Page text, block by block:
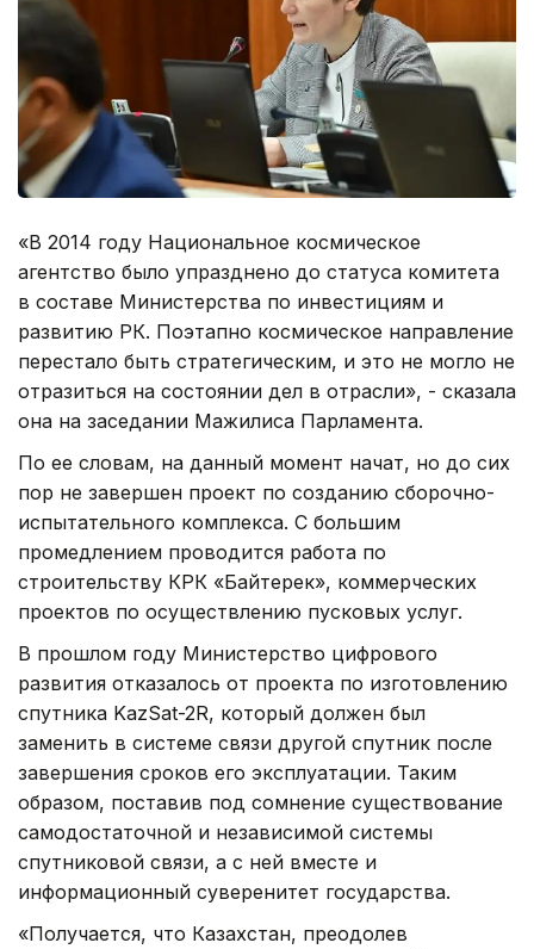
«В 2014 году Национальное космическое
агентство было упразднено до статуса комитета
в составе Министерства по инвестициям и
развитию РК. Поэтапно космическое направление
перестало быть стратегическим, и это не могло не
отразиться на состоянии дел в отрасли», - сказала
она на заседании Мажилиса Парламента.
По ее словам, на данный момент начат, но до сих
пор не завершен проект по созданию сборочно-
испытательного комплекса. С большим
промедлением проводится работа по
строительству КРК «Байтерек», коммерческих
проектов по осуществлению пусковых услуг.
В прошлом году Министерство цифрового
развития отказалось от проекта по изготовлению
спутника KazSat-2R, который должен был
заменить в системе связи другой спутник после
завершения сроков его эксплуатации. Таким
образом, поставив под сомнение существование
самодостаточной и независимой системы
спутниковой связи, а с ней вместе и
информационный суверенитет государства.
«Получается, что Казахстан, преодолев